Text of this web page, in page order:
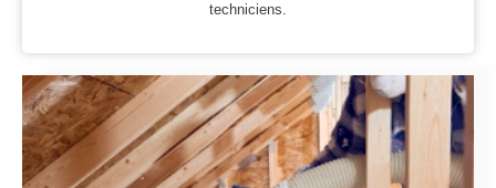
techniciens.